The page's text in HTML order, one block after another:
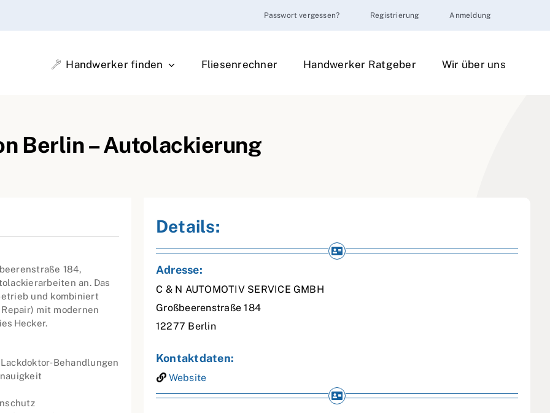
Passwort vergessen? Registrierung Anmeldung
Handwerker finden Fliesenrechner Handwerker Ratgeber Wir über uns
Berlin – Autolackierung
184,
an. Das
und kombiniert
mit modernen
Hecker.
Details:
Adresse:
C & N AUTOMOTIV SERVICE GMBH
Großbeerenstraße 184
12277 Berlin
Kontaktdaten:
Website